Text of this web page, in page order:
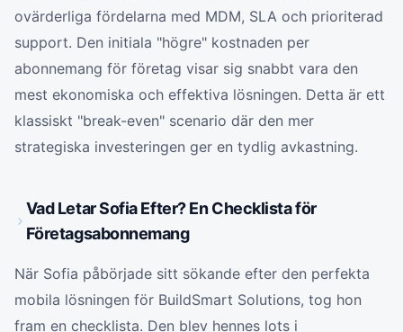
ovärderliga fördelarna med MDM, SLA och prioriterad
support. Den initiala "högre" kostnaden per
abonnemang för företag visar sig snabbt vara den
mest ekonomiska och effektiva lösningen. Detta är ett
klassiskt "break-even" scenario där den mer
strategiska investeringen ger en tydlig avkastning.
Vad Letar Sofia Efter? En Checklista för
Företagsabonnemang
När Sofia påbörjade sitt sökande efter den perfekta
mobila lösningen för BuildSmart Solutions, tog hon
fram en checklista. Den blev hennes lots i